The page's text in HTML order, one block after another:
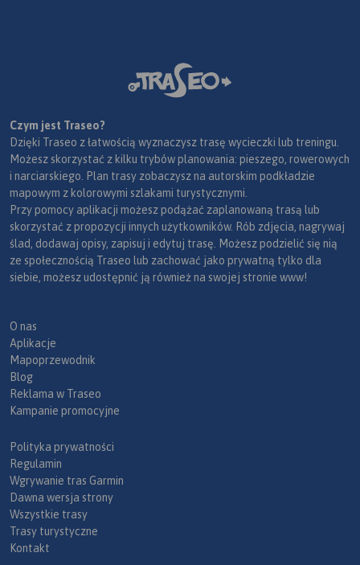
Czym jest Traseo?
Dzięki Traseo z łatwością wyznaczysz trasę wycieczki lub treningu.
Możesz skorzystać z kilku trybów planowania: pieszego, rowerowych
i narciarskiego. Plan trasy zobaczysz na autorskim podkładzie
mapowym z kolorowymi szlakami turystycznymi.
Przy pomocy aplikacji możesz podążać zaplanowaną trasą lub
skorzystać z propozycji innych użytkowników. Rób zdjęcia, nagrywaj
ślad, dodawaj opisy, zapisuj i edytuj trasę. Możesz podzielić się nią
ze społecznością Traseo lub zachować jako prywatną tylko dla
siebie, możesz udostępnić ją również na swojej stronie www!
O nas
Aplikacje
Mapoprzewodnik
Blog
Reklama w Traseo
Kampanie promocyjne
Polityka prywatności
Regulamin
Wgrywanie tras Garmin
Dawna wersja strony
Wszystkie trasy
Trasy turystyczne
Kontakt